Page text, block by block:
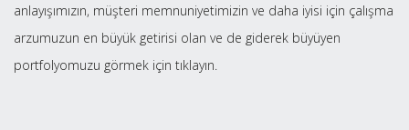
anlayışımızın, müşteri memnuniyetimizin ve daha iyisi için çalışma
arzumuzun en büyük getirisi olan ve de giderek büyüyen
portfolyomuzu görmek için tıklayın.